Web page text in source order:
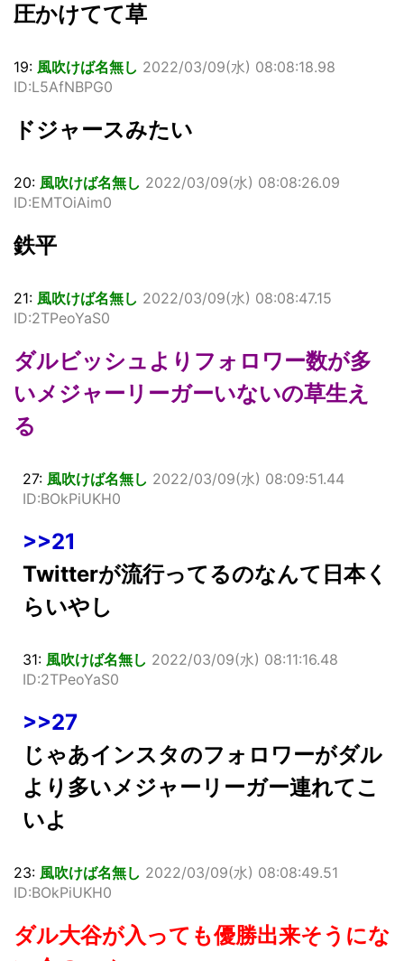
圧かけてて草
19: 風吹けば名無し 2022/03/09(水) 08:08:18.98
ID:L5AfNBPG0
ドジャースみたい
20: 風吹けば名無し 2022/03/09(水) 08:08:26.09
ID:EMTOiAim0
鉄平
21: 風吹けば名無し 2022/03/09(水) 08:08:47.15
ID:2TPeoYaS0
ダルビッシュよりフォロワー数が多
いメジャーリーガーいないの草生え
る
27: 風吹けば名無し 2022/03/09(水) 08:09:51.44
ID:BOkPiUKH0
>>21
Twitterが流行ってるのなんて日本く
らいやし
31: 風吹けば名無し 2022/03/09(水) 08:11:16.48
ID:2TPeoYaS0
>>27
じゃあインスタのフォロワーがダル
より多いメジャーリーガー連れてこ
いよ
23: 風吹けば名無し 2022/03/09(水) 08:08:49.51
ID:BOkPiUKH0
ダル大谷が入っても優勝出来そうにな